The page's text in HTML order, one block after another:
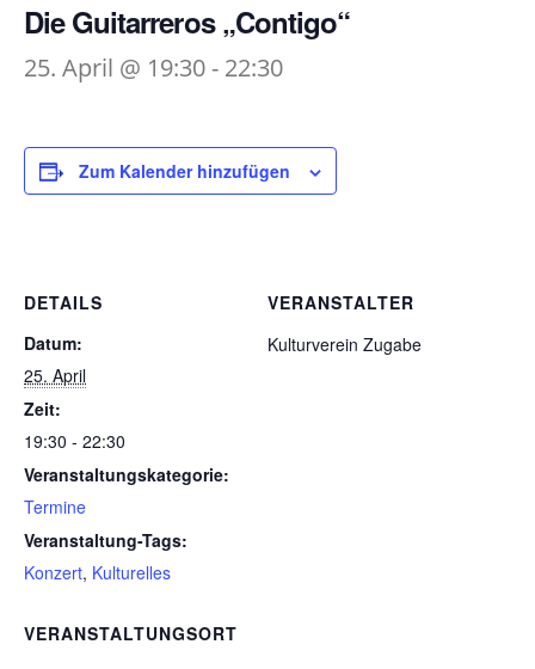
Die Guitarreros „Contigo“
25. April @ 19:30- 22:30
Zum Kalender hinzufügen
DETAILS
Datum:
25. April
Zeit:
19:30 - 22:30
Veranstaltungskategorie:
Termine
Veranstaltung-Tags:
Konzert, Kulturelles
VERANSTALTUNGSORT
VERANSTALTER
Kulturverein Zugabe